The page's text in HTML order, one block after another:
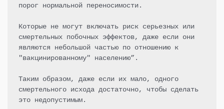
порог нормальной переносимости.
Которые не могут включать риск серьезных или
смертельных побочных эффектов, даже если они
являются небольшой частью по отношению к
"вакцинированному" населению”.
Таким образом, даже если их мало, одного
смертельного исхода достаточно, чтобы сделать
это недопустимым.